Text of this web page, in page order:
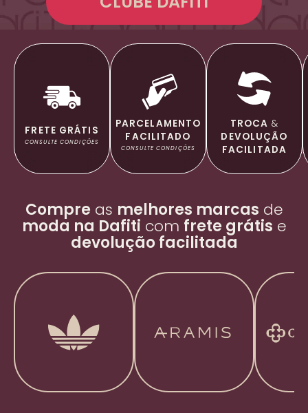
FRETE GRÁTIS
CONSULTE CONDIÇÕES
PARCELAMENTO
FACILITADO
CONSULTE CONDIÇÕES
TROCA &
DEVOLUÇÃO
FACILITADA
Compre as melhores marcas de
moda na Dafiti com frete grátis e
devolução facilitada